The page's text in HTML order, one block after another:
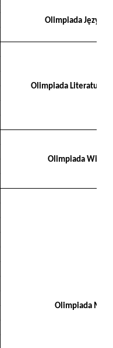
Olimpiada Języka
Olimpiada Literatury i
Olimpiada
Olimpiada